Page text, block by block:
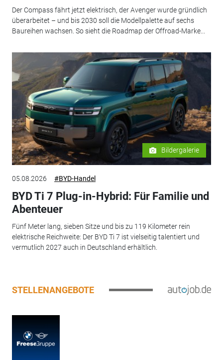
Der Compass fährt jetzt elektrisch, der Avenger wurde gründlich
überarbeitet – und bis 2030 soll die Modellpalette auf sechs
Baureihen wachsen. So sieht die Roadmap der Offroad-Marke...
Bildergalerie
05.08.2026 #BYD-Handel
BYD Ti 7 Plug-in-Hybrid: Für Familie und
Abenteuer
Fünf Meter lang, sieben Sitze und bis zu 119 Kilometer rein
elektrische Reichweite: Der BYD Ti 7 ist vielseitig talentiert und
vermutlich 2027 auch in Deutschland erhältlich.
STELLENANGEBOTE